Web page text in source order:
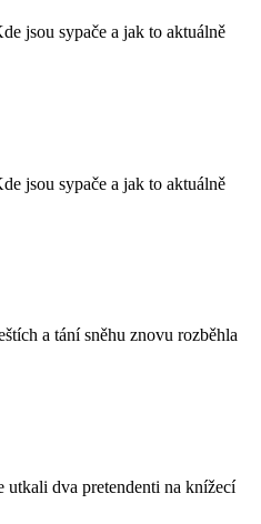
jsou sypače a jak to aktuálně
jsou sypače a jak to aktuálně
a tání sněhu znovu rozběhla
utkali dva pretendenti na knížecí